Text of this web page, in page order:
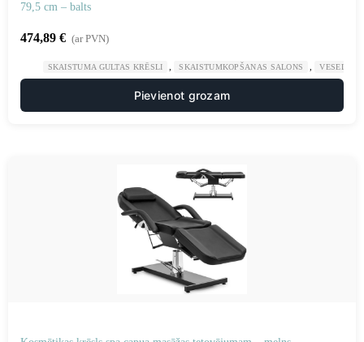
79,5 cm – balts
474,89 € (ar PVN)
SKAISTUMA GULTAS KRĒSLI SKAISTUMKOPŠANAS SALONS VESELĪBA
Pievienot grozam